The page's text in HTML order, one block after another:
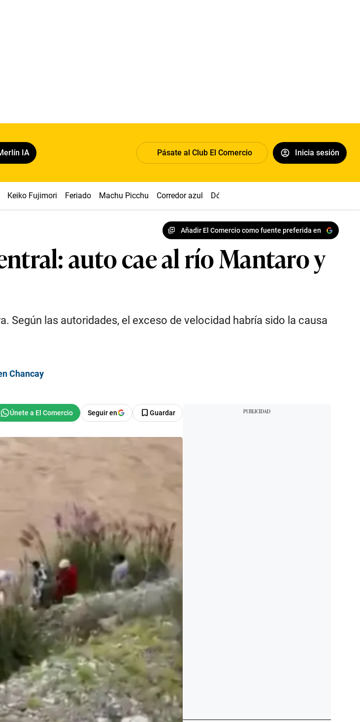
IA Pásate al Club El Comercio Inicia sesión
Keiko Fujimori Feriado Machu Picchu Corredor azul Dólar
Añadir El Comercio como fuente preferida en
auto cae al río Mantaro y
Según las autoridades, el exceso de velocidad habría sido la causa
Chancay
Seguir en Guardar